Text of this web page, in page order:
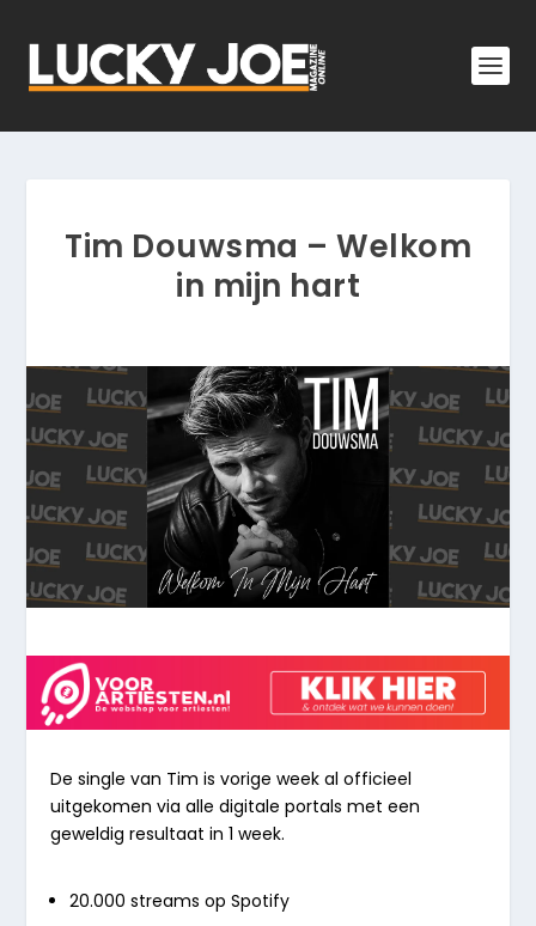
Tim Douwsma – Welkom
in mijn hart
De single van Tim is vorige week al officieel
uitgekomen via alle digitale portals met een
geweldig resultaat in 1 week.
20.000 streams op Spotify